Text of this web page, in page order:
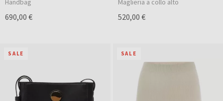
Handbag
690,00 €
Maglieria a collo alto
520,00 €
SALE SALE